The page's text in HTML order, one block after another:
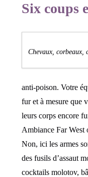
Six coups
Chevaux, corbeaux,
anti-poison. Votre
fur et à mesure que
leurs corps encore
Ambiance Far West
Non, ici les armes
des fusils d’assaut
cocktails molotov,